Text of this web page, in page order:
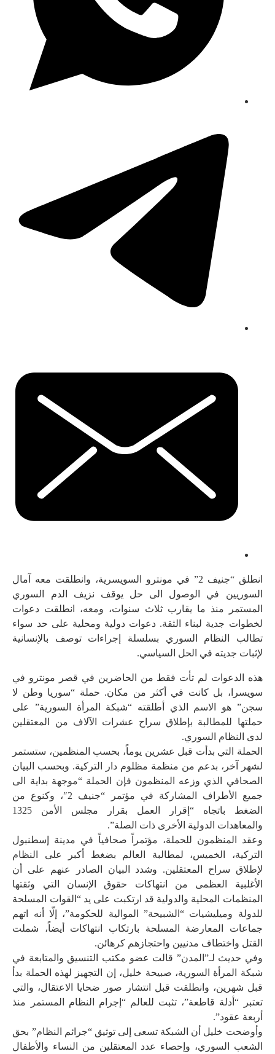
انطلق “جنيف 2” في مونترو السويسرية، وانطلقت معه آمال
السوريين في الوصول الى حل يوقف نزيف الدم السوري
المستمر منذ ما يقارب ثلاث سنوات، ومعه، انطلقت دعوات
لخطوات جدية لبناء الثقة. دعوات دولية ومحلية على حد سواء
تطالب النظام السوري بسلسلة إجراءات توصف بالإنسانية
لإثبات جديته في الحل السياسي.
هذه الدعوات لم تأت فقط من الحاضرين في قصر مونترو في
سويسرا، بل كانت في أكثر من مكان. حملة “سوريا وطن لا
سجن” هو الاسم الذي أطلقته “شبكة المرأة السورية” على
حملتها للمطالبة بإطلاق سراح عشرات الآلاف من المعتقلين
لدى النظام السوري.
الحملة التي بدأت قبل عشرين يوماً، بحسب المنظمين، ستستمر
لشهر آخر، بدعم من منظمة مظلوم دار التركية. وبحسب البيان
الصحافي الذي وزعه المنظمون فإن الحملة “موجهة بداية الى
جميع الأطراف المشاركة في مؤتمر “جنيف 2″، وكنوع من
الضغط باتجاه “إقرار العمل بقرار مجلس الأمن 1325
والمعاهدات الدولية الأخرى ذات الصلة”.
وعقد المنظمون للحملة، مؤتمراً صحافياً في مدينة إسطنبول
التركية، الخميس، لمطالبة العالم بضغط أكبر على النظام
لإطلاق سراح المعتقلين. وشدد البيان الصادر عنهم على أن
الأغلبية العظمى من انتهاكات حقوق الإنسان التي وثقتها
المنظمات المحلية والدولية قد ارتكبت على يد “القوات المسلحة
للدولة وميليشيات “الشبيحة” الموالية للحكومة”، إلّا أنه اتهم
جماعات المعارضة المسلحة بارتكاب انتهاكات أيضاً، شملت
القتل واختطاف مدنيين واحتجازهم كرهائن.
وفي حديث لـ”المدن” قالت عضو مكتب التنسيق والمتابعة في
شبكة المرأة السورية، صبيحة خليل، إن التجهيز لهذه الحملة بدأ
قبل شهرين، وانطلقت قبل انتشار صور ضحايا الاعتقال، والتي
تعتبر “أدلة قاطعة”، تثبت للعالم “إجرام النظام المستمر منذ
أربعة عقود”.
وأوضحت خليل أن الشبكة تسعى إلى توثيق “جرائم النظام” بحق
الشعب السوري، وإحصاء عدد المعتقلين من النساء والأطفال